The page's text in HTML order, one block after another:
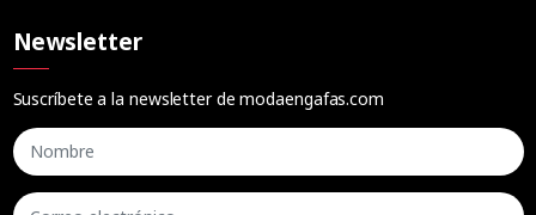
Newsletter
Suscríbete a la newsletter de modaengafas.com